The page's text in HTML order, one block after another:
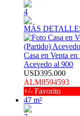
4
MÁS
Casa en Venta
Acevedo al 900
USD395.000
ALM8594593
+/- Favorito
47 m²